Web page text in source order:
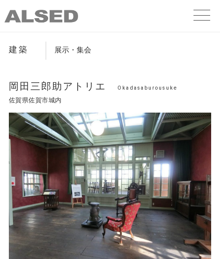
建築 展示・集会
岡田三郎助アトリエ Okadasaburousuke
佐賀県佐賀市城内